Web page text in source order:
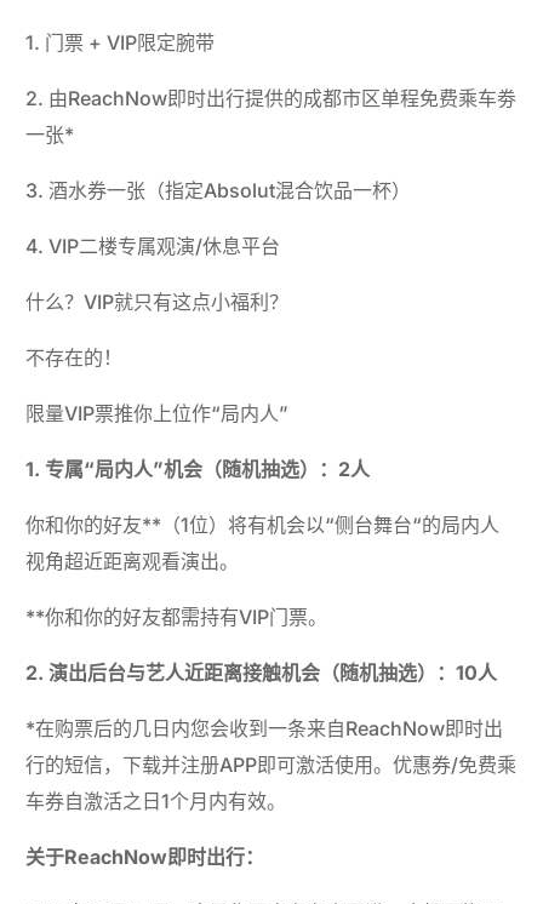
1. 门票 + VIP限定腕带
2. 由ReachNow即时出行提供的成都市区单程免费乘车劵
一张*
3. 酒水券一张（指定Absolut混合饮品一杯）
4. VIP二楼专属观演/休息平台
什么？VIP就只有这点小福利？
不存在的！
限量VIP票推你上位作“局内人”
1. 专属“局内人”机会（随机抽选）：2人
你和你的好友**（1位）将有机会以“侧台舞台“的局内人
视角超近距离观看演出。
**你和你的好友都需持有VIP门票。
2. 演出后台与艺人近距离接触机会（随机抽选）：10人
*在购票后的几日内您会收到一条来自ReachNow即时出
行的短信，下载并注册APP即可激活使用。优惠券/免费乘
车券自激活之日1个月内有效。
关于ReachNow即时出行：